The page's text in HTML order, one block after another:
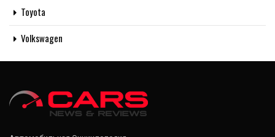
Toyota
Volkswagen